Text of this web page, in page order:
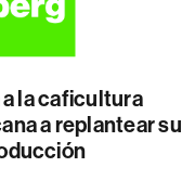
la caficultura
a replantear su